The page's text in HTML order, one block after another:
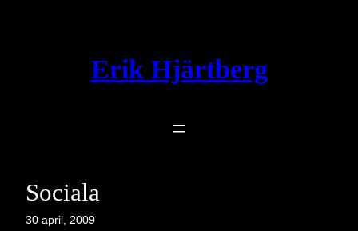
Erik Hjärtberg
Sociala
30 april, 2009